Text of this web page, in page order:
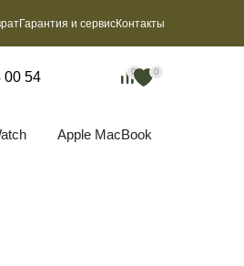
Гарантия и сервисКонтакты
00 54 0 0
Apple MacBook
0 0